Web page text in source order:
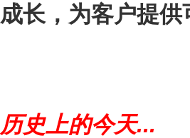
成长，为客户提
历史上的今天...